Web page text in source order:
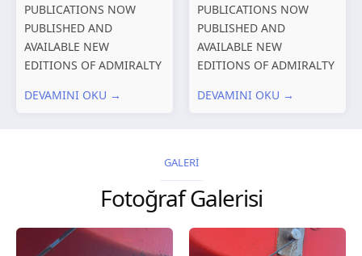
PUBLICATIONS NOW
PUBLISHED AND
AVAILABLE NEW
EDITIONS OF ADMIRALTY
PUBLICATIONS New
remarks 127 Korea
DEVAMINI OKU →
PUBLICATIONS NOW
PUBLISHED AND
AVAILABLE NEW
EDITIONS OF ADMIRALTY
PUBLICATIONS New
2026 Chart
Title, limits and other
remarks 67 Gulf of...
DEVAMINI OKU →
GALERİ
Fotoğraf Galerisi